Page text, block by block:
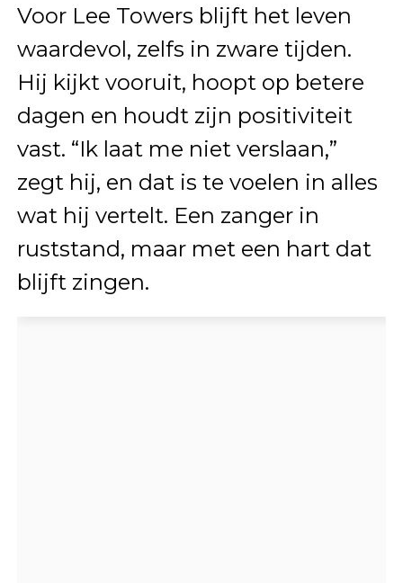
Voor Lee Towers blijft het leven
waardevol, zelfs in zware tijden.
Hij kijkt vooruit, hoopt op betere
dagen en houdt zijn positiviteit
vast. “Ik laat me niet verslaan,”
zegt hij, en dat is te voelen in alles
wat hij vertelt. Een zanger in
ruststand, maar met een hart dat
blijft zingen.